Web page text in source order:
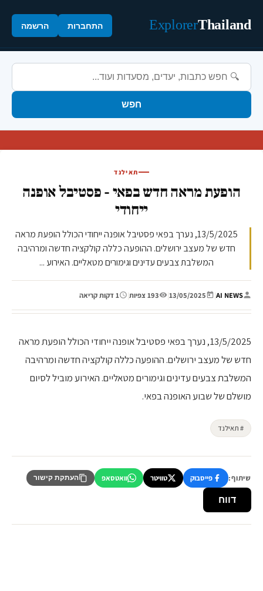
Thailand
Explorer התחברות הרשמה
חפש
תאילנד
הופעת מראה חדש בפאי - פסטיבל אופנה
ייחודי
13/5/2025, נערך בפאי פסטיבל אופנה ייחודי הכולל הופעת מראה
חדש של מעצב ירושלים. ההופעה כללה קולקציה חדשה ומרהיבה
המשלבת צבעים עדינים וגימורים מטאליים. האירוע ...
AI NEWS
|
13/05/2025
| 193 צפיות | 1 דקות קריאה
13/5/2025, נערך בפאי פסטיבל אופנה ייחודי הכולל הופעת מראה
חדש של מעצב ירושלים. ההופעה כללה קולקציה חדשה ומרהיבה
המשלבת צבעים עדינים וגימורים מטאליים. האירוע מוביל לסיום
מושלם של שבוע האופנה בפאי.
# תאילנד
שיתוף: פייסבוק טוויטר וואטסאפ העתקת קישור
דווח